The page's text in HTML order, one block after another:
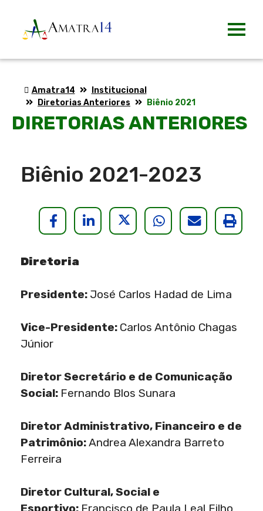
DIRETORIAS ANTERIORES
Amatra14
Institucional
Diretorias Anteriores
Biênio 2021-2023
Biênio 2021-2023
Diretoria
Presidente: José Carlos Hadad de Lima
Vice-Presidente: Carlos Antônio Chagas
Júnior
Diretor Secretário e de Comunicação
Social: Fernando Blos Sunara
Diretor Administrativo, Financeiro e de
Patrimônio:Andrea Alexandra Barreto
Ferreira
Diretor Cultural, Social e